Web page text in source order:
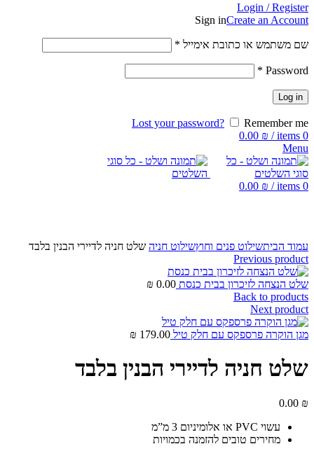
Login / Register
Sign inCreate an Account
שם משתמש או כתובת אימייל *
Password
*
Log in
Lost your password?
Remember me
0
items
/
0.00 ₪
Menu
0
items
/
0.00 ₪
עמוד הביתשילוט פנים וחוץשילוט חניה שלט חניה לדיירי הבנין בלבד
Previous product
שלט הנצחה לזיכרון בבית כנסת 0.00
₪
Back to products
Next product
מגן הוקרה פרספקס עם חלק טיל 179.00
₪
שלט חניה לדיירי הבנין בלבד
0.00 ₪
עשוי PVC או אלומיניום 3 מ”מ
מחירים טובים להזמנה בכמויות